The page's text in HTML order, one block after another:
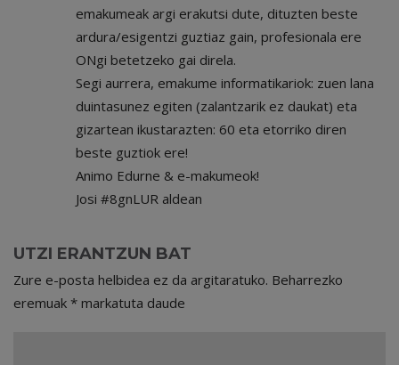
emakumeak argi erakutsi dute, dituzten beste
ardura/esigentzi guztiaz gain, profesionala ere
ONgi betetzeko gai direla.
Segi aurrera, emakume informatikariok: zuen lana
duintasunez egiten (zalantzarik ez daukat) eta
gizartean ikustarazten: 60 eta etorriko diren
beste guztiok ere!
Animo Edurne & e-makumeok!
Josi #8gnLUR aldean
UTZI ERANTZUN BAT
Zure e-posta helbidea ez da argitaratuko. Beharrezko
eremuak * markatuta daude